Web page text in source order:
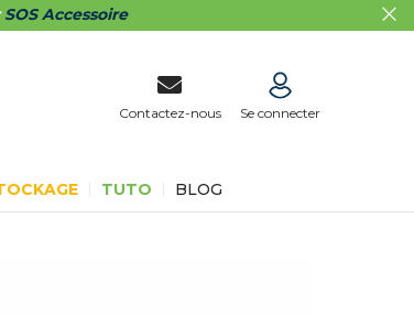
SOS Accessoire
Contactez-nous Se connecter
TUTO BLOG